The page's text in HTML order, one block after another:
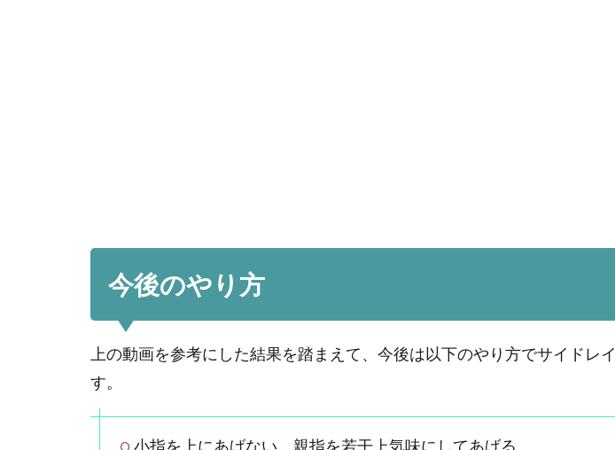
今後のやり方
上の動画を参考にした結果を踏まえて、今後は以下のやり方でサイドレ
す。
小指を上にあげない。親指を若干上気味にしてあげる。